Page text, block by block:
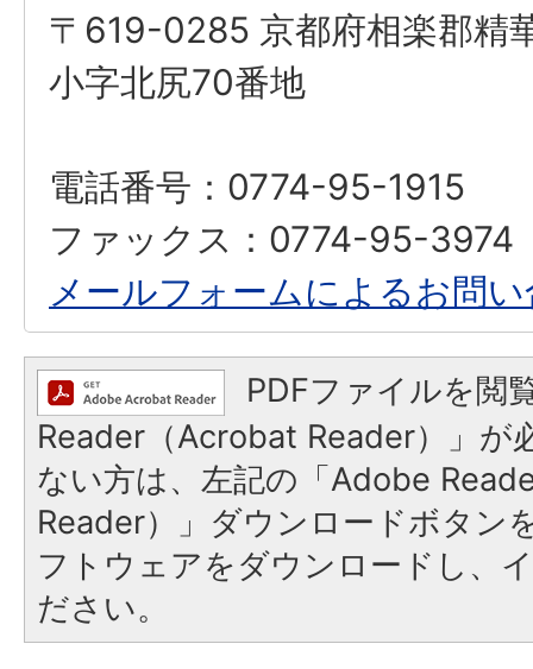
〒619-0285 京都府相楽郡精
小字北尻70番地
電話番号：0774-95-1915
ファックス：0774-95-3974
メールフォームによるお問
PDFファイルを閲
Reader（Acrobat Reader）」が
ない方は、左記の「Adobe
Reader）」ダウンロードボタン
フトウェアをダウンロードし、
ださい。